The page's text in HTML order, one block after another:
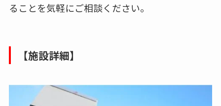
ることを気軽にご相談ください。
【施設詳細】